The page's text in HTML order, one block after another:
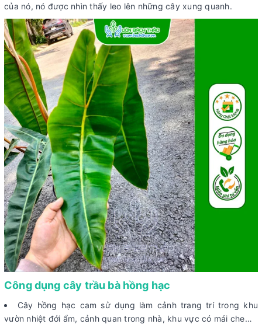
của nó, nó được nhìn thấy leo lên những cây xung quanh.
Công dụng cây trầu bà hồng hạc
Cây hồng hạc cam sử dụng làm cảnh trang trí trong khu
vườn nhiệt đới ẩm, cảnh quan trong nhà, khu vực có mái che…